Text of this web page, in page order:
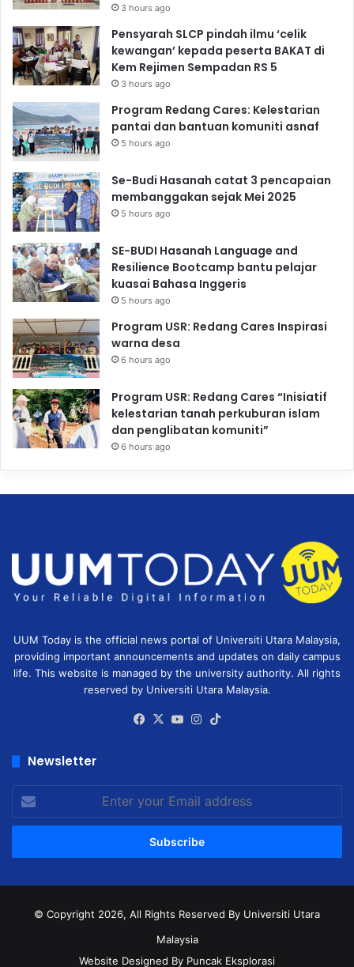
3 hours ago
Pensyarah SLCP pindah ilmu ‘celik
kewangan’ kepada peserta BAKAT di
Kem Rejimen Sempadan RS 5
3 hours ago
Program Redang Cares: Kelestarian
pantai dan bantuan komuniti asnaf
5 hours ago
Se-Budi Hasanah catat 3 pencapaian
membanggakan sejak Mei 2025
5 hours ago
SE-BUDI Hasanah Language and
Resilience Bootcamp bantu pelajar
kuasai Bahasa Inggeris
5 hours ago
Program USR: Redang Cares Inspirasi
warna desa
6 hours ago
Program USR: Redang Cares “Inisiatif
kelestarian tanah perkuburan islam
dan penglibatan komuniti”
6 hours ago
UUM Today is the official news portal of Universiti Utara Malaysia,
providing important announcements and updates on daily campus
life. This website is managed by the university authority. All rights
reserved by Universiti Utara Malaysia.
Facebook
X YouTubeInstagram
Newsletter
your
Email
© Copyright 2026, All Rights Reserved By Universiti Utara
Malaysia
Website Designed By Puncak Eksplorasi